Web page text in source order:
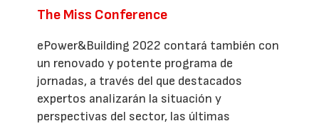
The Miss Conference
ePower&Building 2022 contará también con
un renovado y potente programa de
jornadas, a través del que destacados
expertos analizarán la situación y
perspectivas del sector, las últimas